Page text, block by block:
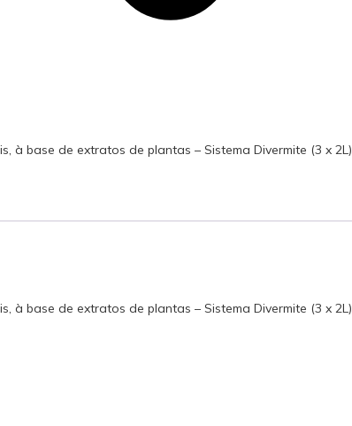
à base de extratos de plantas – Sistema Divermite (3 x 2L)
à base de extratos de plantas – Sistema Divermite (3 x 2L)